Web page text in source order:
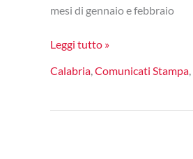
mesi di gennaio e febbraio
Poste
promuove
“mesi
Leggi tutto »
Calabria Comunicati Stampa